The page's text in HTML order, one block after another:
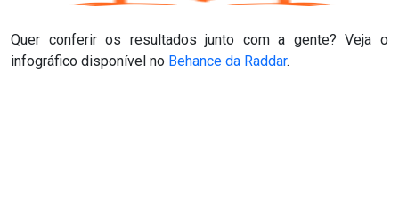
Quer conferir os resultados junto com a gente? Veja o
infográfico disponível no Behance da Raddar.